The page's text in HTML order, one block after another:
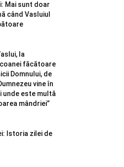
Mai sunt doar
când Vasluiul
la
făcătoare
Domnului, de
vine în
unde este multă
mândriei”
Istoria zilei de